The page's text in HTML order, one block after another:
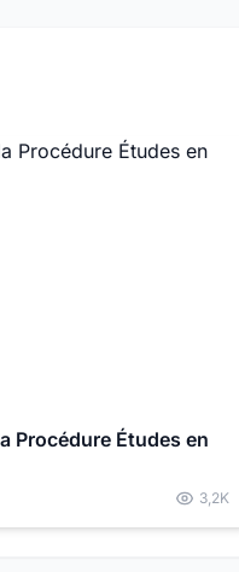
Procédure Études en
3,2K